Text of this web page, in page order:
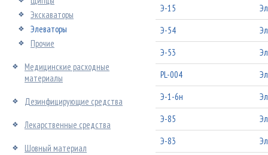
Экскаваторы
Элеваторы
Прочие
Медицинские расходные
материалы
Дезинфицирующие средства
Лекарственные средства
Шовный материал
Э-15
Э-54
Э-53
PL-004
Э-1-6н
Э-85
Э-83